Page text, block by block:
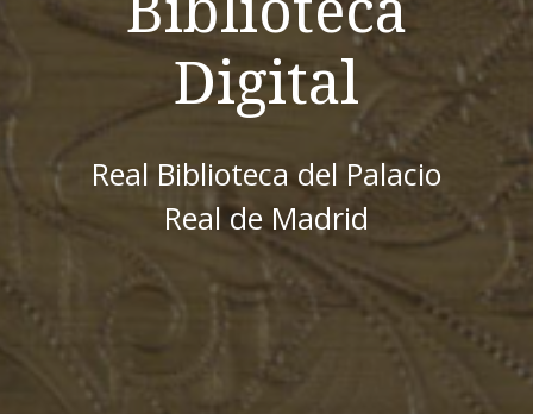
Digital
Real Biblioteca del Palacio
Real de Madrid